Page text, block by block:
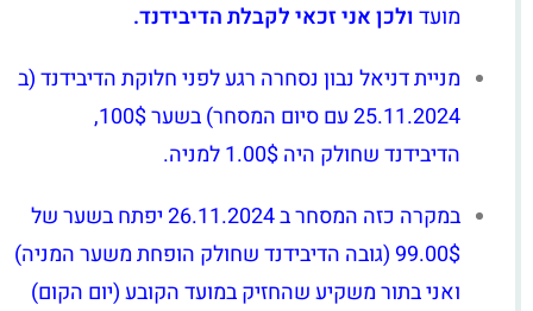
מועדולכן אני זכאי לקבלת הדיבידנד.
מניית דניאל נבון נסחרה רגע לפני חלוקת הדיבידנד (ב
25.11.2024 עם סיום המסחר) בשער 100$,
הדיבידנד שחולק היה 1.00$ למניה.
במקרה כזה המסחר ב 26.11.2024 יפתח בשער של
99.00$ (גובה הדיבידנד שחולק הופחת משער המניה)
ואני בתור משקיע שהחזיק במועד הקובע (יום הקום)